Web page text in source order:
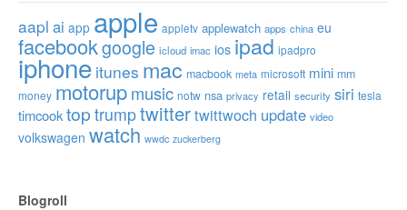
aapl ai app apple appletv applewatch apps china eu
facebookgoogle icloud imac ios ipad ipadpro
iphone itunes mac macbook meta microsoft mini mm
money motorupmusic notw nsa privacy retail security siri tesla
timcooktop trumptwittertwittwoch update video
volkswagen watch wwdc zuckerberg
Blogroll